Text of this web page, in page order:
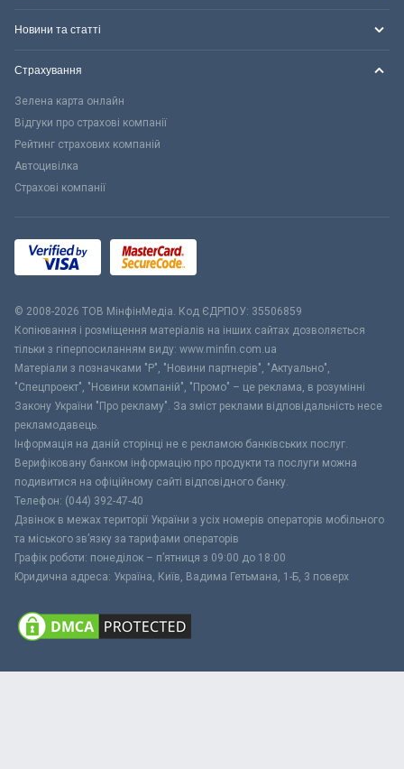
Новини та статті
Страхування
Зелена карта онлайн
Відгуки про страхові компанії
Рейтинг страхових компаній
Автоцивілка
Страхові компанії
© 2008-2026 ТОВ МiнфiнМедiа. Код ЄДРПОУ: 35506859
Копіювання і розміщення матеріалів на інших сайтах дозволяється
тільки з гіперпосиланням виду: www.minfin.com.ua
Матеріали з позначками "Р", "Новини партнерів", "Актуально",
"Спецпроект", "Новини компаній", "Промо" – це реклама, в розумінні
Закону України "Про рекламу". За зміст реклами відповідальність несе
рекламодавець.
Інформація на даній сторінці не є рекламою банківських послуг.
Верифіковану банком інформацію про продукти та послуги можна
подивитися на офіційному сайті відповідного банку.
Телефон: (044) 392-47-40
Дзвінок в межах території України з усіх номерів операторів мобільного
та міського зв’язку за тарифами операторів
Графік роботи: понеділок – п’ятниця з 09:00 до 18:00
Юридична адреса: Україна, Київ, Вадима Гетьмана, 1-Б, 3 поверх